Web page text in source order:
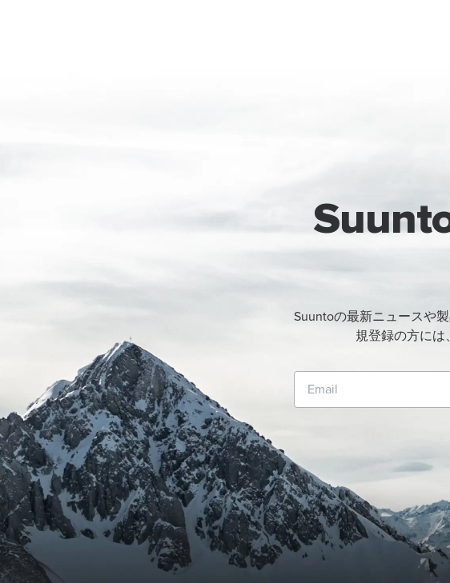
Suuntoの最新ニュースや
規登録の方には